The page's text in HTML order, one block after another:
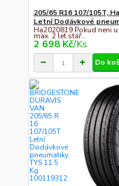
205/65 R16 107/105T,
Letní Dodávkové
Ha2020819 Pokud neni
max. 2 let stář...
2 698 Kč/Ks
Do